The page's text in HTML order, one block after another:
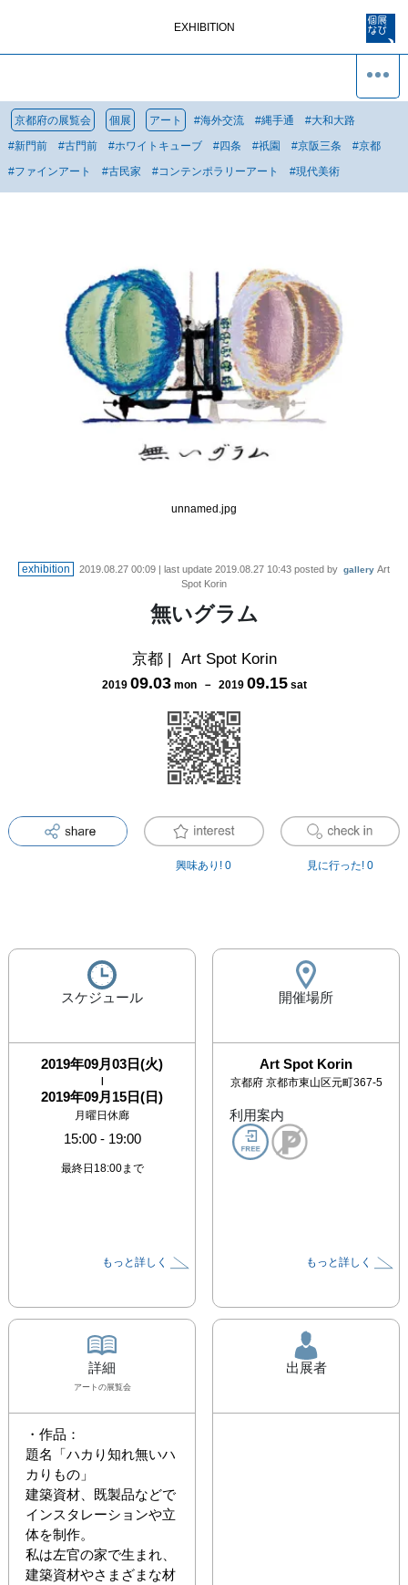
EXHIBITION
京都府の展覧会 個展 アート #海外交流 #縄手通 #大和大路
#新門前 #古門前 #ホワイトキューブ #四条 #祇園 #京阪三条 #京都
#ファインアート #古民家 #コンテンポラリーアート #現代美術
unnamed.jpg
exhibition 2019.08.27 00:09 | last update 2019.08.27 10:43 posted by gallery Art
Spot Korin
無いグラム
京都| Art Spot Korin
2019 09.03 mon－ 2019 09.15 sat
興味あり! 0 見に行った! 0
スケジュール
2019年09月03日(火)
|
2019年09月15日(日)
月曜日休廊
15:00- 19:00
最終日18:00まで
もっと詳しく
開催場所
Art Spot Korin
京都府 京都市東山区元町367-5
利用案内
もっと詳しく
詳細
アート の展覧会
・作品：
題名「ハカり知れ無いハ
カりもの」
建築資材、既製品などで
インスタレーションや立
体を制作。
私は左官の家で生まれ、
建築資材やさまざまな材
出展者